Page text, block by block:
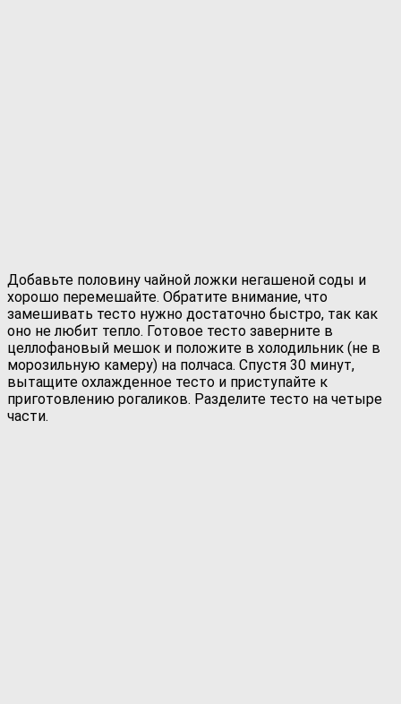
Добавьте половину чайной ложки негашеной соды и
хорошо перемешайте. Обратите внимание, что
замешивать тесто нужно достаточно быстро, так как
оно не любит тепло. Готовое тесто заверните в
целлофановый мешок и положите в холодильник (не в
морозильную камеру) на полчаса. Спустя 30 минут,
вытащите охлажденное тесто и приступайте к
приготовлению рогаликов. Разделите тесто на четыре
части.